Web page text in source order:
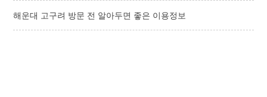
해운대 고구려 방문 전 알아두면 좋은 이용정보